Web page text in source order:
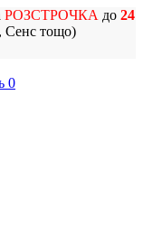
РОЗСТРОЧКА до 24
тощо)
0